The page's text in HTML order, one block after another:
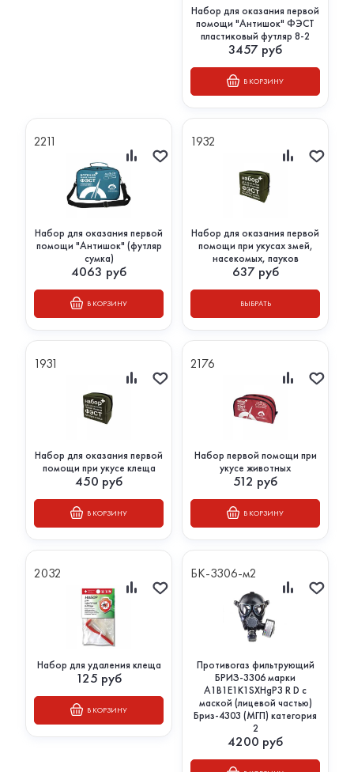
Набор для оказания первой
помощи "Антишок" ФЭСТ
пластиковый футляр 8-2
3457 руб
В КОРЗИНУ
2211
Набор для оказания первой
помощи "Антишок" (футляр
сумка)
4063 руб
В КОРЗИНУ
1932
Набор для оказания первой
помощи при укусах змей,
насекомых, пауков
637 руб
ВЫБРАТЬ
1931
Набор для оказания первой
помощи при укусе клеща
450 руб
В КОРЗИНУ
2176
Набор первой помощи при
укусе животных
512 руб
В КОРЗИНУ
2032
Набор для удаления клеща
125 руб
В КОРЗИНУ
БК-3306-м2
Противогаз фильтрующий
БРИЗ-3306 марки
A1B1E1K1SXHgP3 R D с
маской (лицевой частью)
Бриз-4303 (МГП) категория
2
4200 руб